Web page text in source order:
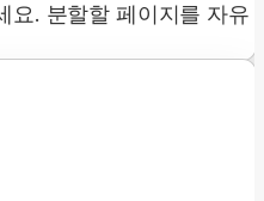
요. 분할할 페이지를 자유